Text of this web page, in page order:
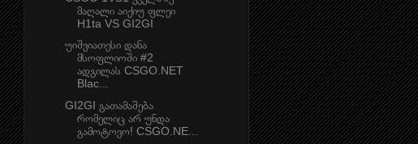
მაღალი აიქიუ ფლეი
H1ta VS GI2GI
უიშვიათესი დანა
მსოფლიოში #2
ადგილას CSGO.NET
Blac...
GI2GI გათამაშება
რომელიც არ უნდა
გამოტოვო! CSGO.NE...